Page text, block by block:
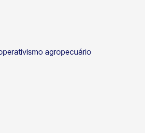
agropecuário